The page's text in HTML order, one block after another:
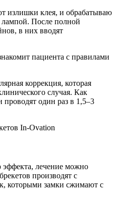
излишки клея, и обрабатываю
лампой. После полной
в них вводят
пациента с правилами
коррекция, которая
случая. Как
один раз в 1,5–3
эффекта, лечение можно
производят с
которыми замки сжимают с